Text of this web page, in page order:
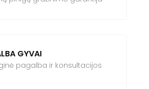
GYVAI
pagalba ir konsultacijos